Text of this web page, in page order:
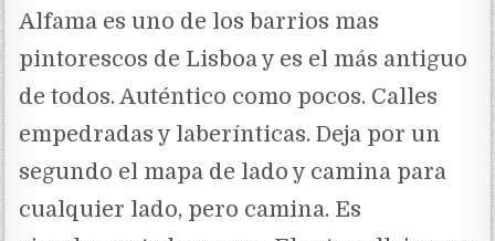
Alfama es uno de los barrios mas
pintorescos de Lisboa y es el más antiguo
de todos. Auténtico como pocos. Calles
empedradas y laberínticas. Deja por un
segundo el mapa de lado y camina para
cualquier lado, pero camina. Es